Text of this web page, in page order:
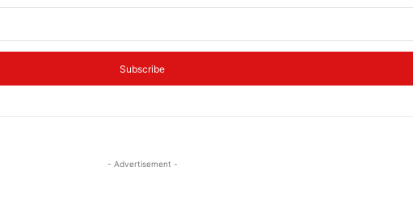
Subscribe
- Advertisement -